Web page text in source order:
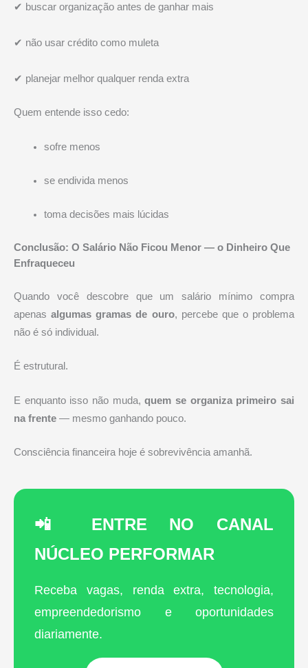
✔ buscar organização antes de ganhar mais
✔ não usar crédito como muleta
✔ planejar melhor qualquer renda extra
Quem entende isso cedo:
sofre menos
se endivida menos
toma decisões mais lúcidas
Conclusão: O Salário Não Ficou Menor — o Dinheiro Que
Enfraqueceu
Quando você descobre que um salário mínimo compra
apenasalgumas gramas de ouro, percebe que o problema
não é só individual.
É estrutural.
E enquanto isso não muda,quem se organiza primeiro sai
na frente — mesmo ganhando pouco.
Consciência financeira hoje é sobrevivência amanhã.
📲 ENTRE NO CANAL
NÚCLEO PERFORMAR
Receba vagas, renda extra, tecnologia,
empreendedorismo e oportunidades
diariamente.